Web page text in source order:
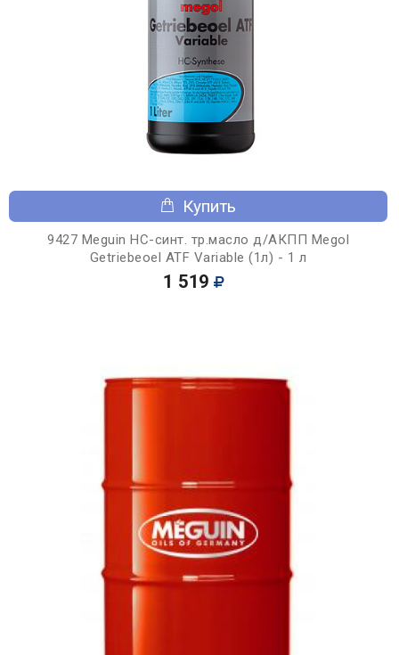
Купить
9427 Meguin НС-синт. тр.масло д/АКПП Megol
Getriebeoel ATF Variable (1л) - 1 л
1 519